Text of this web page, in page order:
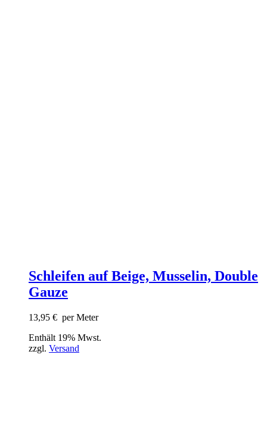
Schleifen auf Beige, Musselin, Double
Gauze
13,95 € per Meter
Enthält 19% Mwst.
zzgl. Versand